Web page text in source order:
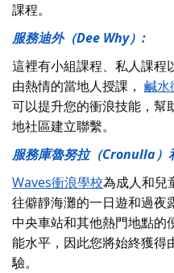
課程。
服務迪外（Dee Why）:
這裡有小組課程、私人課程
由熱情的當地人授課， 鹹水
可以提升您的衝浪技能，幫
地社區建立聯繫。
服務庫魯努拉（Cronulla）
Waves衝浪學校為成人和兒
往僻靜海灘的一日遊和過夜
中央車站和其他熱門地點的
能水平，因此您將始終獲得
驗。